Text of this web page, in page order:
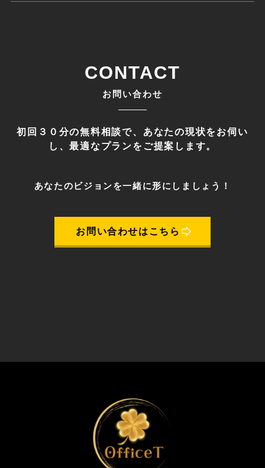
CONTACT
お問い合わせ
初回３０分の無料相談で、あなたの現状をお伺い
し、最適なプランをご提案します。
あなたのビジョンを一緒に形にしましょう！
お問い合わせはこちら